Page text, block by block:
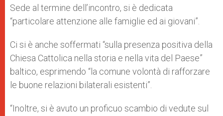
Sede al termine dell’incontro, si è dedicata
“particolare attenzione alle famiglie ed ai giovani”.
Ci si è anche soffermati “sulla presenza positiva della
Chiesa Cattolica nella storia e nella vita del Paese”
baltico, esprimendo “la comune volontà di rafforzare
le buone relazioni bilaterali esistenti”.
“Inoltre, si è avuto un proficuo scambio di vedute sul